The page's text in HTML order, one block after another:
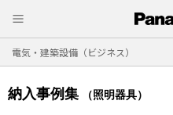
電気・建築設備（ビジネス）
納入事例集 （照明器具）